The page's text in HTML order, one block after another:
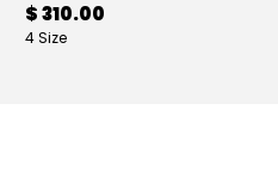
$ 310.00
4 Size